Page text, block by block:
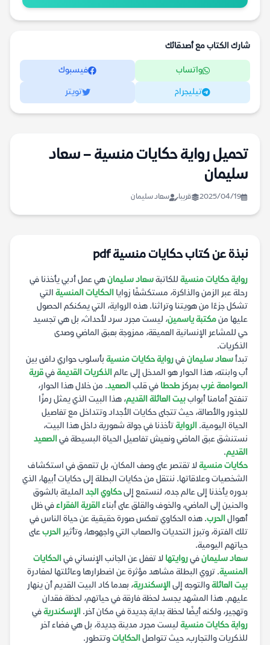
شارك الكتاب مع أصدقائك
واتساب فيسبوك
تيليجرام تويتر
تحميل رواية حكايات منسية – سعاد
سليمان
2025/04/19 قريبا سعاد سليمان
نبذة عن كتاب حكايات منسية pdf
رواية حكايات منسية للكاتبةسعاد سليمانهي عمل أدبي يأخذنا في
رحلة عبر الزمن والذاكرة، مستكشفًا زوايا الحكايات المنسية التي
تشكل جزءًا من هويتنا وتراثنا. هذه الرواية، التي يمكنكم الحصول
عليها منمكتبة ياسمين، ليست مجرد سرد لأحداث، بل هي تجسيد
حي للمشاعر الإنسانية العميقة، ممزوجة بعبق الماضي وصدى
الذكريات.
تبدأسعاد سليمانفيرواية حكايات منسية بأسلوب حواري دافئ بين
أب وابنته، هذا الحوار هو المدخل إلى عالمالذكريات القديمةفيقرية
الصوامعة غرب بمركز طحطا في قلبالصعيد. من خلال هذا الحوار،
تنفتح أمامنا أبواببيت العائلة القديم، هذا البيت الذي يمثل رمزًا
للجذور والأصالة، حيث تتجلى حكايات الأجداد وتتداخل مع تفاصيل
الحياة اليومية. الروايةتأخذنا في جولة شعورية داخل هذا البيت،
نستنشق عبق الماضي ونعيش تفاصيل الحياة البسيطة فيالصعيد
القديم.
حكايات منسيةلا تقتصر على وصف المكان، بل تتعمق في استكشاف
الشخصيات وعلاقاتها. ننتقل من حكايات البطلة إلى حكايات أبيها، الذي
بدوره يأخذنا إلى عالم جده، لنستمع إلىحكاوي الجد المليئة بالشوق
والحنين إلى الماضي، والخوف والقلق على أبناءالقرية الفقراءفي ظل
أهوالالحرب. هذه الحكاوي تعكس صورة حقيقية عن حياة الناس في
تلك الفترة، وتبرز التحديات والصعاب التي واجهوها، وتأثير الحربعلى
حياتهم اليومية.
سعاد سليمانفيروايتها لا تغفل عن الجانب الإنساني فيالحكايات
المنسية. تروي البطلة مشاهد مؤثرة عن اضطرارها وعائلتها لمغادرة
بيت العائلةوالتوجه إلىالإسكندرية، بعدما كاد البيت القديم أن ينهار
عليهم. هذا المشهد يجسد لحظة فارقة في حياتهم، لحظة فقدان
وتهجير، ولكنه أيضًا لحظة بداية جديدة في مكان آخر. الإسكندريةفي
رواية حكايات منسية ليست مجرد مدينة جديدة، بل هي فضاء آخر
للذكريات والتجارب، حيث تتواصلالحكاياتوتتطور.